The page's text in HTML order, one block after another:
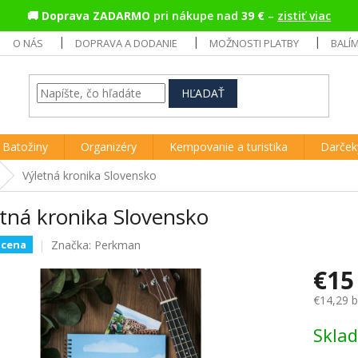
🚚 Doprava ZADARMO pri nákupe nad 39 € – zistiť viac
O NÁS DOPRAVA A DODANIE MOŽNOSTI PLATBY
HĽADAŤ
Batožiny Organizéry Kempovanie a turistika
Výletná kronika Slovensko
kronika Slovensko
Značka: Perkman
€15
€14,29
cena: